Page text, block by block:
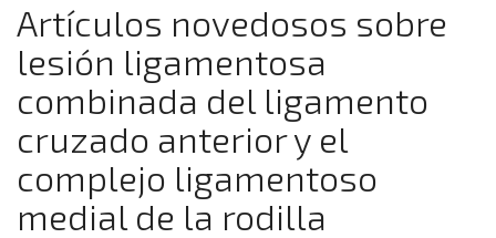
Artículos novedosos sobre
lesión ligamentosa
combinada del ligamento
cruzado anterior y el
complejo ligamentoso
medial de la rodilla